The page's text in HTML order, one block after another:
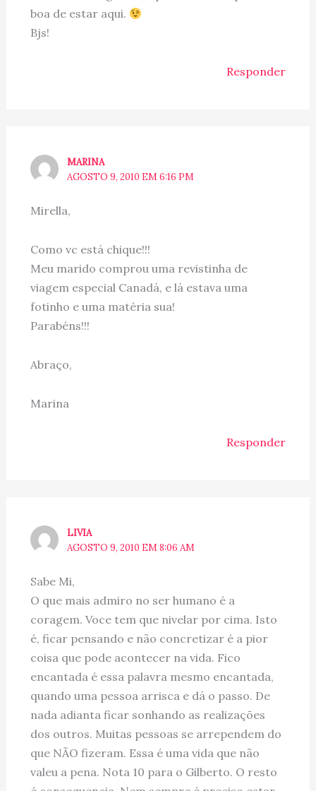
boa de estar aqui.
Bjs!
Responder
MARINA
AGOSTO 9, 2010 EM 6:16 PM
Mirella,
Como vc está chique!!!
Meu marido comprou uma revistinha de
viagem especial Canadá, e lá estava uma
fotinho e uma matéria sua!
Parabéns!!!
Abraço,
Marina
Responder
LIVIA
AGOSTO 9, 2010 EM 8:06 AM
Sabe Mi,
O que mais admiro no ser humano é a
coragem. Voce tem que nivelar por cima. Isto
é, ficar pensando e não concretizar é a pior
coisa que pode acontecer na vida. Fico
encantada é essa palavra mesmo encantada,
quando uma pessoa arrisca e dá o passo. De
nada adianta ficar sonhando as realizações
dos outros. Muitas pessoas se arrependem do
que NÃO fizeram. Essa é uma vida que não
valeu a pena. Nota 10 para o Gilberto. O resto